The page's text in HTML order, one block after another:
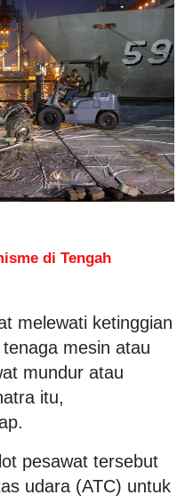
di Tengah
melewati ketinggian
mesin atau
mundur atau
itu,
pesawat tersebut
udara (ATC) untuk